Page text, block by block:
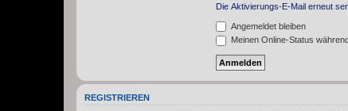
Die Aktivierungs-E-Mail erneut
Angemeldet bleiben
Meinen Online-Status
REGISTRIEREN